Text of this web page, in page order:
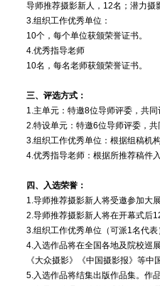
导师推荐摄影新人，12名；潜力摄
3.组织工作优秀单位：
10个，每个单位获颁荣誉证书。
4.优秀指导老师
10名，每名老师获颁荣誉证书。
三、评选方式：
1.主单元：特邀8位导师评委，共同
2.特设单元：特邀6位导师评委，共
3.组织工作优秀单位：根据组稿机
4.优秀指导老师：根据所推荐稿件
四、入选荣誉：
1.导师推荐摄影新人将受邀参加大
2.导师推荐摄影新人将在开幕式后
3.组织工作优秀单位（可派1名代
4.入选作品将在全国各地及院校巡
《大众摄影》《中国摄影报》等中
5.入选作品将结集出版作品集。作